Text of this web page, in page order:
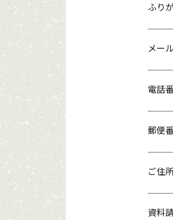
ふり
メー
電話
郵便
ご住
資料